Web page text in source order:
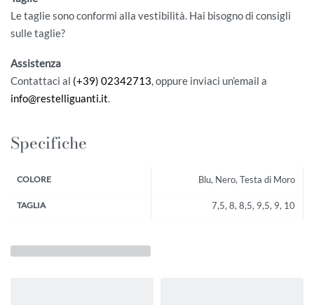
Le taglie sono conformi alla vestibilità. Hai bisogno di consigli
sulle taglie?
Assistenza
Contattaci al (+39) 02342713, oppure inviaci un’email a
info@restelliguanti.it.
Specifiche
COLORE Blu, Nero, Testa di Moro
TAGLIA 7,5, 8, 8,5, 9,5, 9, 10